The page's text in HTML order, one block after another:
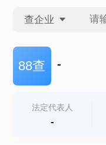
查企业
查企业
查产地
88查 -
法定代表人
-